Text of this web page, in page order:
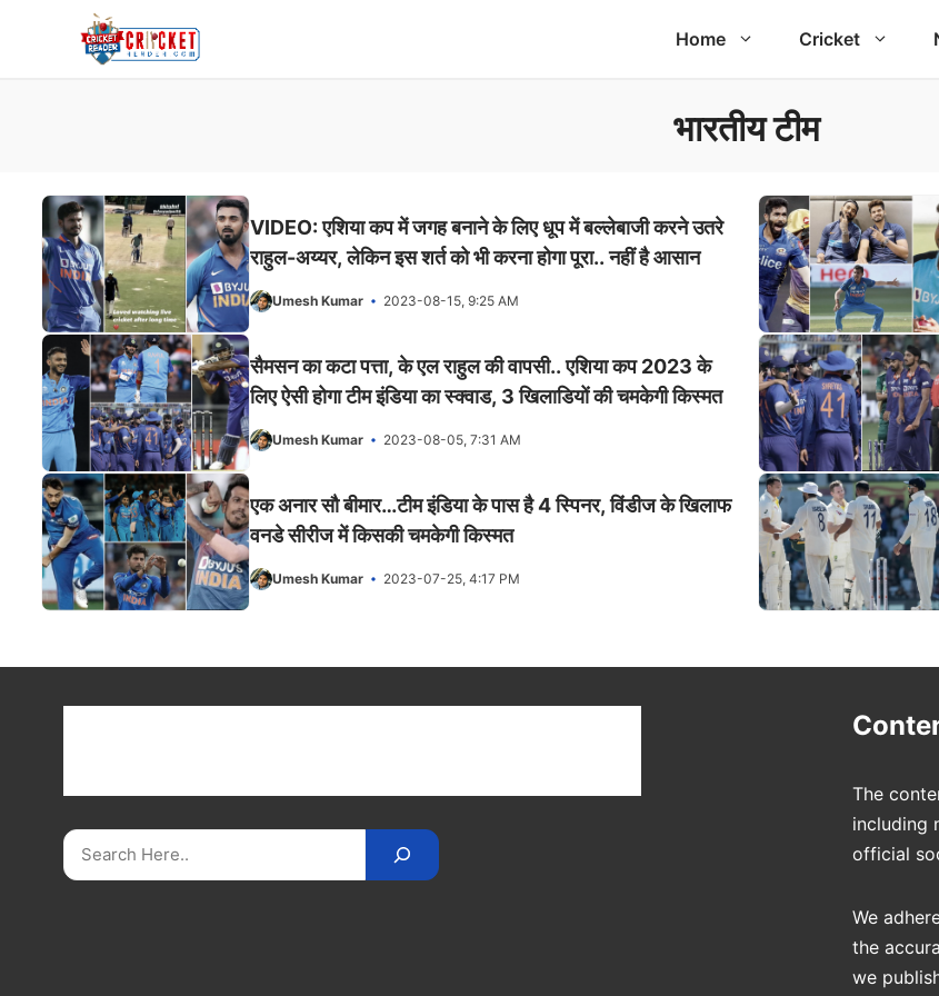
Home Cricket
भारतीय टीम
VIDEO: एशिया कप में जगह बनाने के लिए धूप में बल्लेबाजी करने उतरे
राहुल-अय्यर, लेकिन इस शर्त को भी करना होगा पूरा.. नहीं है आसान
Umesh Kumar 2023-08-15, 9:25 AM
सैमसन का कटा पत्ता, के एल राहुल की वापसी.. एशिया कप 2023 के
लिए ऐसी होगा टीम इंडिया का स्क्वाड, 3 खिलाडियों की चमकेगी किस्मत
Umesh Kumar 2023-08-05, 7:31 AM
एक अनार सौ बीमार…टीम इंडिया के पास है 4 स्पिनर, विंडीज के खिलाफ
वनडे सीरीज में किसकी चमकेगी किस्मत
Umesh Kumar 2023-07-25, 4:17 PM
Search
The
including
official
We
the
we